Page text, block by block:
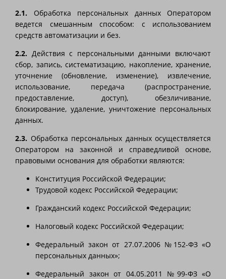
2.1. Обработка персональных данных Оператором
ведется смешанным способом: с использованием
средств автоматизации и без.
2.2. Действия с персональными данными включают
сбор, запись, систематизацию, накопление, хранение,
уточнение (обновление, изменение), извлечение,
использование, передача (распространение,
предоставление, доступ), обезличивание,
блокирование, удаление, уничтожение персональных
данных.
2.3. Обработка персональных данных осуществляется
Оператором на законной и справедливой основе,
правовыми основания для обработки являются:
Конституция Российской Федерации;
Трудовой кодекс Российской Федерации;
Гражданский кодекс Российской Федерации;
Налоговый кодекс Российской Федерации;
Федеральный закон от 27.07.2006 №152-ФЗ «О
персональных данных»;
Федеральный закон от 04.05.2011 №99-ФЗ «О